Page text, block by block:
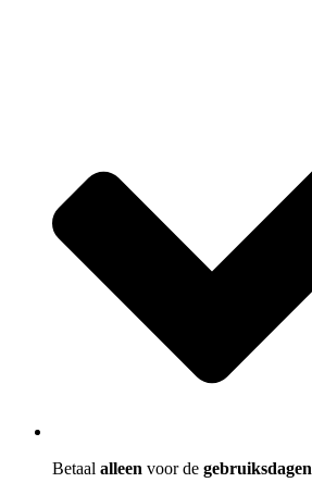
Betaal alleen voor de gebruiksdagen